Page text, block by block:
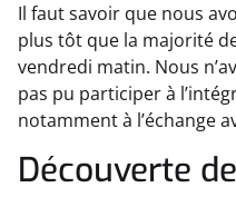
Il faut savoir que nous
plus tôt que la majorité
vendredi matin. Nous
pas pu participer à
notamment à l’échange
Découverte